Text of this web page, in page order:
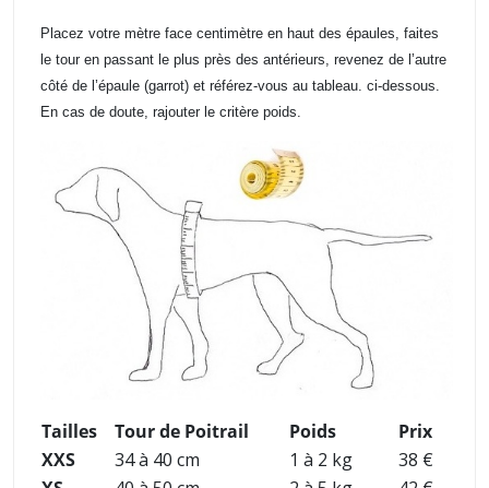
Placez votre mètre face centimètre en haut des épaules, faites
le tour en passant le plus près des antérieurs, revenez de l’autre
côté de l’épaule (garrot) et référez-vous au tableau. ci-dessous.
En cas de doute, rajouter le critère poids.
Tailles Tour de Poitrail Poids
Prix
XXS
34 à 40 cm 1 à 2 kg
38 €